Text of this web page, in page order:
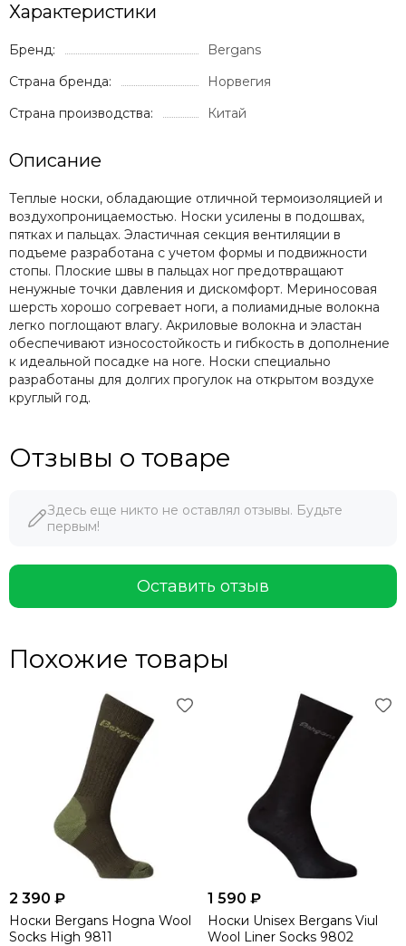
Характеристики
Бренд:
Bergans
Страна бренда:
Норвегия
Страна производства:
Китай
Описание
Теплые носки, обладающие отличной термоизоляцией и
воздухопроницаемостью. Носки усилены в подошвах,
пятках и пальцах. Эластичная секция вентиляции в
подъеме разработана с учетом формы и подвижности
стопы. Плоские швы в пальцах ног предотвращают
ненужные точки давления и дискомфорт. Мериносовая
шерсть хорошо согревает ноги, а полиамидные волокна
легко поглощают влагу. Акриловые волокна и эластан
обеспечивают износостойкость и гибкость в дополнение
к идеальной посадке на ноге. Носки специально
разработаны для долгих прогулок на открытом воздухе
круглый год.
Отзывы о товаре
Здесь еще никто не оставлял отзывы. Будьте
первым!
Оставить отзыв
Похожие товары
2 390 ₽
Носки Bergans Hogna Wool
Socks High 9811
1 590 ₽
Носки Unisex Bergans Viul
Wool Liner Socks 9802